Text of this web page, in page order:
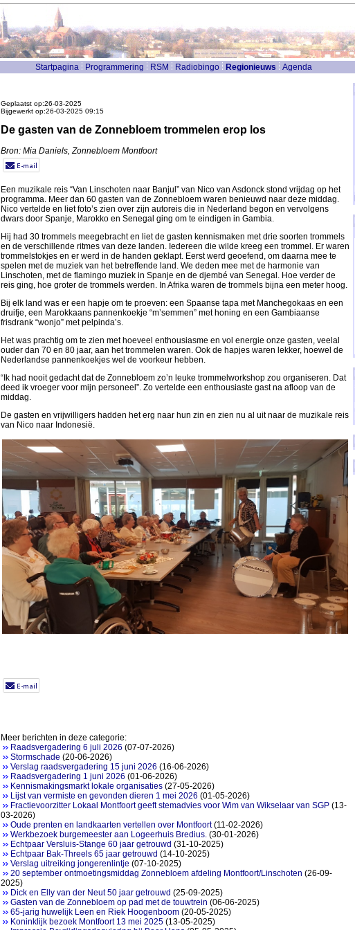
Startpagina Programmering RSM Radiobingo Regionieuws Agenda
Geplaatst op:26-03-2025
Bijgewerkt op:26-03-2025 09:15
De gasten van de Zonnebloem trommelen erop los
Bron: Mia Daniels, Zonnebloem Montfoort
Een muzikale reis “Van Linschoten naar Banjul” van Nico van Asdonck stond vrijdag op het
programma. Meer dan 60 gasten van de Zonnebloem waren benieuwd naar deze middag.
Nico vertelde en liet foto’s zien over zijn autoreis die in Nederland begon en vervolgens
dwars door Spanje, Marokko en Senegal ging om te eindigen in Gambia.
Hij had 30 trommels meegebracht en liet de gasten kennismaken met drie soorten trommels
en de verschillende ritmes van deze landen. Iedereen die wilde kreeg een trommel. Er waren
trommelstokjes en er werd in de handen geklapt. Eerst werd geoefend, om daarna mee te
spelen met de muziek van het betreffende land. We deden mee met de harmonie van
Linschoten, met de flamingo muziek in Spanje en de djembé van Senegal. Hoe verder de
reis ging, hoe groter de trommels werden. In Afrika waren de trommels bijna een meter hoog.
Bij elk land was er een hapje om te proeven: een Spaanse tapa met Manchegokaas en een
druifje, een Marokkaans pannenkoekje “m’semmen” met honing en een Gambiaanse
frisdrank “wonjo” met pelpinda’s.
Het was prachtig om te zien met hoeveel enthousiasme en vol energie onze gasten, veelal
ouder dan 70 en 80 jaar, aan het trommelen waren. Ook de hapjes waren lekker, hoewel de
Nederlandse pannenkoekjes wel de voorkeur hebben.
“Ik had nooit gedacht dat de Zonnebloem zo’n leuke trommelworkshop zou organiseren. Dat
deed ik vroeger voor mijn personeel”. Zo vertelde een enthousiaste gast na afloop van de
middag.
De gasten en vrijwilligers hadden het erg naar hun zin en zien nu al uit naar de muzikale reis
van Nico naar Indonesië.
Meer berichten in deze categorie:
Raadsvergadering 6 juli 2026 (07-07-2026)
Stormschade (20-06-2026)
Verslag raadsvergadering 15 juni 2026 (16-06-2026)
Raadsvergadering 1 juni 2026 (01-06-2026)
Kennismakingsmarkt lokale organisaties (27-05-2026)
Lijst van vermiste en gevonden dieren 1 mei 2026 (01-05-2026)
Fractievoorzitter Lokaal Montfoort geeft stemadvies voor Wim van Wikselaar van SGP (13-
03-2026)
Oude prenten en landkaarten vertellen over Montfoort(11-02-2026)
Werkbezoek burgemeester aan Logeerhuis Bredius. (30-01-2026)
Echtpaar Versluis-Stange 60 jaar getrouwd (31-10-2025)
Echtpaar Bak-Threels 65 jaar getrouwd (14-10-2025)
Verslag uitreiking jongerenlintje (07-10-2025)
20 september ontmoetingsmiddag Zonnebloem afdeling Montfoort/Linschoten (26-09-
2025)
Dick en Elly van der Neut 50 jaar getrouwd (25-09-2025)
Gasten van de Zonnebloem op pad met de touwtrein (06-06-2025)
65-jarig huwelijk Leen en Riek Hoogenboom (20-05-2025)
Koninklijk bezoek Montfoort 13 mei 2025 (13-05-2025)